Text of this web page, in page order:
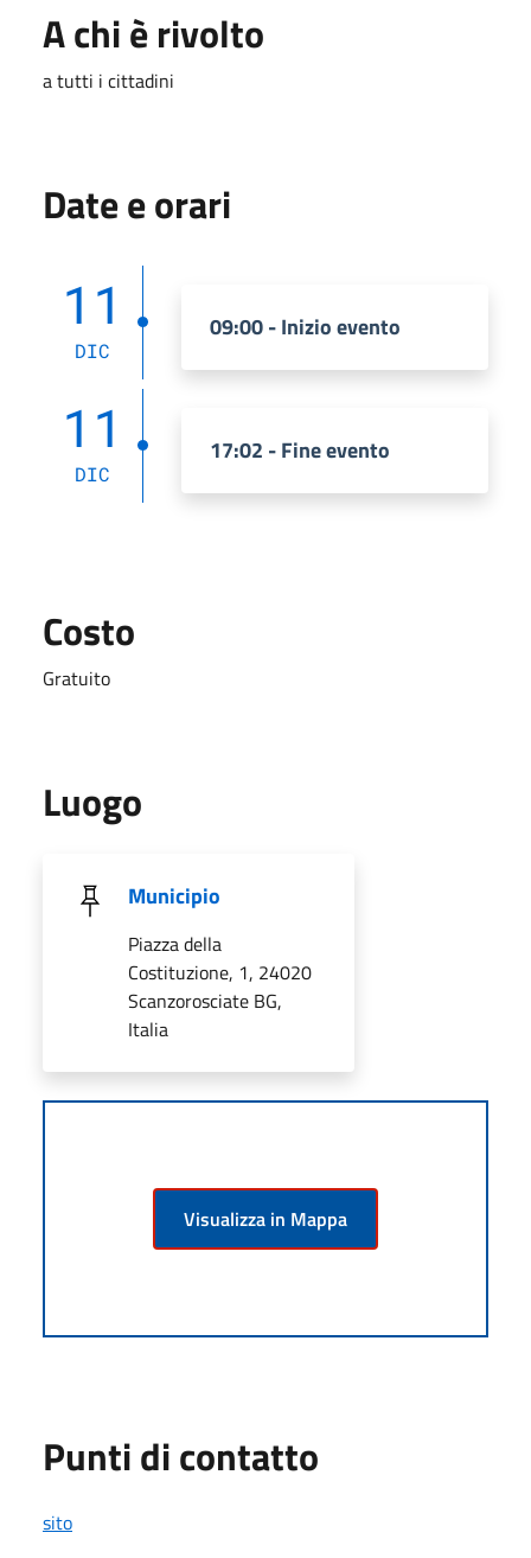
A chi è rivolto
a tutti i cittadini
Date e orari
11
DIC
09:00 - Inizio evento
11
DIC
17:02 - Fine evento
Costo
Gratuito
Luogo
Municipio
Piazza della
Costituzione, 1, 24020
Scanzorosciate BG,
Italia
Visualizza in Mappa
Punti di contatto
sito